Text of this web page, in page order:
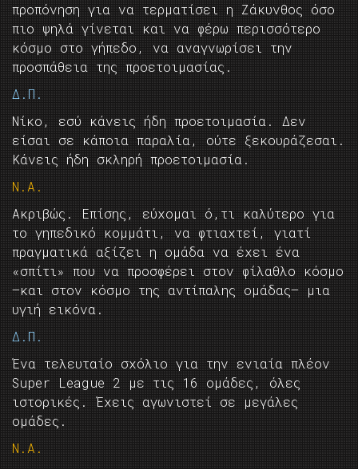
προπόνηση για να τερματίσει η Ζάκυνθος όσο
πιο ψηλά γίνεται και να φέρω περισσότερο
κόσμο στο γήπεδο, να αναγνωρίσει την
προσπάθεια της προετοιμασίας.
Δ.Π.
Νίκο, εσύ κάνεις ήδη προετοιμασία. Δεν
είσαι σε κάποια παραλία, ούτε ξεκουράζεσαι.
Κάνεις ήδη σκληρή προετοιμασία.
Ν.Α.
Ακριβώς. Επίσης, εύχομαι ό,τι καλύτερο για
το γηπεδικό κομμάτι, να φτιαχτεί, γιατί
πραγματικά αξίζει η ομάδα να έχει ένα
«σπίτι» που να προσφέρει στον φίλαθλο κόσμο
—και στον κόσμο της αντίπαλης ομάδας— μια
υγιή εικόνα.
Δ.Π.
Ένα τελευταίο σχόλιο για την ενιαία πλέον
Super League 2 με τις 16 ομάδες, όλες
ιστορικές. Έχεις αγωνιστεί σε μεγάλες
ομάδες.
Ν.Α.